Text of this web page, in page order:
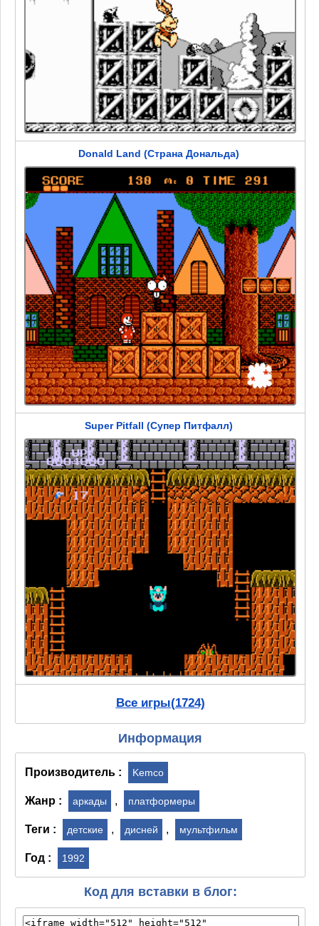
Donald Land (Страна Дональда)
Super Pitfall (Супер Питфалл)
Все игры(1724)
Информация
Производитель : Kemco
Жанр : аркады , платформеры
Теги : детские , дисней , мультфильм
Год : 1992
Код для вставки в блог: